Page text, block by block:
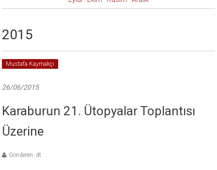
2015
Mustafa Kaymakçı
26/06/2015
Karaburun 21. Ütopyalar Toplantısı
Üzerine
Gönderen: dt